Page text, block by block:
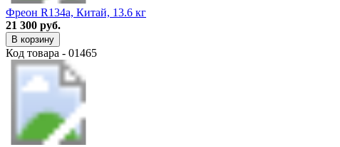
Фреон R134a, Китай, 13.6 кг
21 300 руб.
В корзину
Код товара - 01465